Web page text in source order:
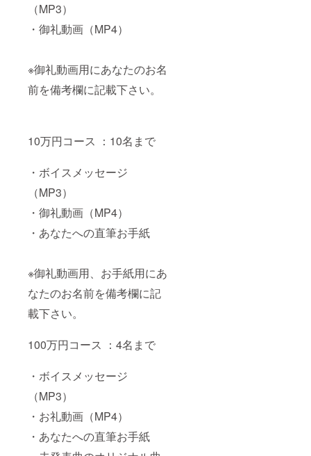
（MP3）
・御礼動画（MP4）
※御礼動画用にあなたのお名
前を備考欄に記載下さい。
10万円コース ：10名まで
・ボイスメッセージ
（MP3）
・御礼動画（MP4）
・あなたへの直筆お手紙
※御礼動画用、お手紙用にあ
なたのお名前を備考欄に記
載下さい。
100万円コース ：4名まで
・ボイスメッセージ
（MP3）
・お礼動画（MP4）
・あなたへの直筆お手紙